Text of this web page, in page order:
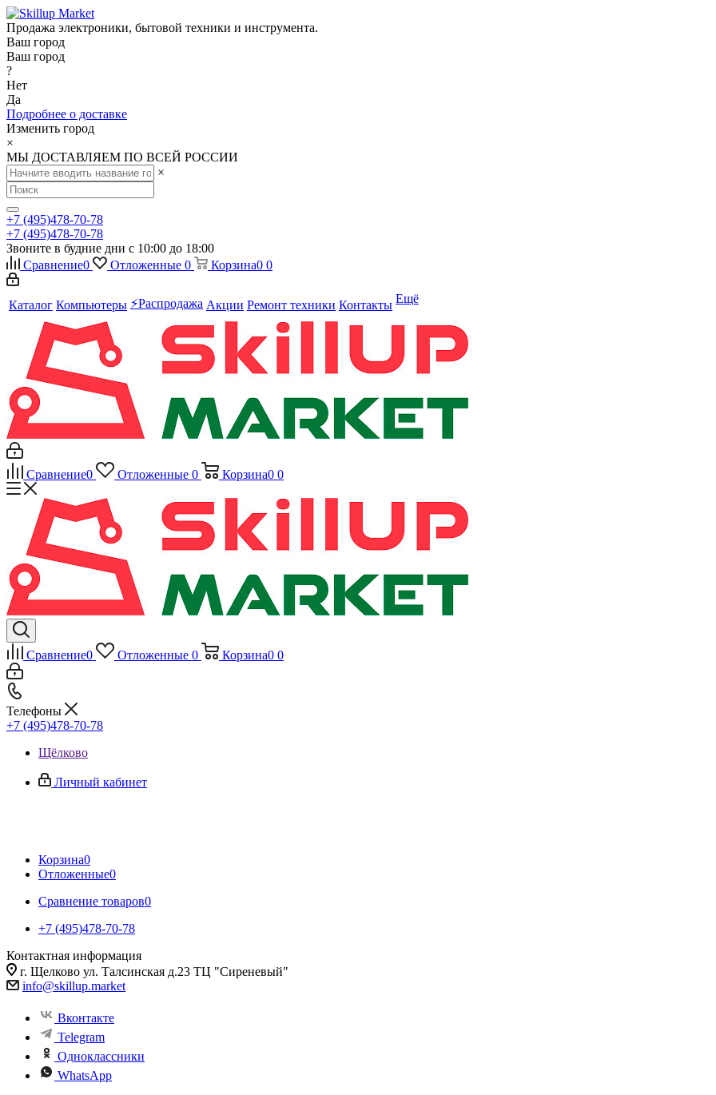
Продажа электроники, бытовой техники и инструмента.
Ваш город
Ваш город
?
Нет
Да
Подробнее о доставке
Изменить город
×
МЫ ДОСТАВЛЯЕМ ПО ВСЕЙ РОССИИ
×
+7 (495)478-70-78
+7 (495)478-70-78
Звоните в будние дни с 10:00 до 18:00
Сравнение0 Отложенные 0 Корзина0 0
Каталог Компьютеры ⚡️Распродажа Акции Ремонт техники Контакты Ещё
Сравнение0 Отложенные 0 Корзина0 0
Сравнение0 Отложенные 0 Корзина0 0
Телефоны
+7 (495)478-70-78
Щёлково
Личный кабинет
Корзина0
Отложенные0
Сравнение товаров0
+7 (495)478-70-78
Контактная информация
г. Щелково ул. Талсинская д.23 ТЦ "Сиреневый"
info@skillup.market
Вконтакте
Telegram
Одноклассники
WhatsApp